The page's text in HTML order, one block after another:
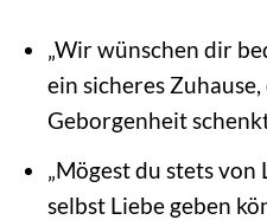
„Wir wünschen dir
ein sicheres
Geborgenheit
„Mögest du stets von
selbst Liebe geben